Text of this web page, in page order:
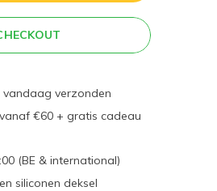
vandaag verzonden
€60 + gratis cadeau
(BE & international)
siliconen deksel